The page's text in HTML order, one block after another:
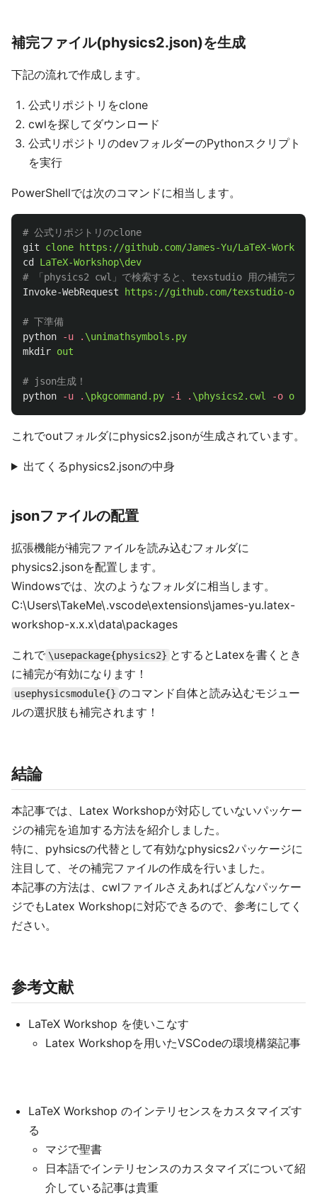
補完ファイル(physics2.json)を生成
下記の流れで作成します。
公式リポジトリをclone
cwlを探してダウンロード
公式リポジトリのdevフォルダーのPythonスクリプト
を実行
PowerShellでは次のコマンドに相当します。
# 公式リポジトリのclone
git
clone
https://github.com/James-Yu/LaTeX-
cd
LaTeX-Workshop\dev
# 「physics2 cwl」で検索すると、texstudio 用の補完ファイ
Invoke-WebRequest
https://github.com/texstudio-org/
# 下準備
python
-u . \unimathsymbols.py
mkdir out
# json生成！
python
-u . \pkgcommand.py -i . \physics2.cwl -o out
これでoutフォルダにphysics2.jsonが生成されています。
出てくるphysics2.jsonの中身
jsonファイルの配置
拡張機能が補完ファイルを読み込むフォルダに
physics2.jsonを配置します。
Windowsでは、次のようなフォルダに相当します。
C:\Users\TakeMe\.vscode\extensions\james-yu.latex-
workshop-x.x.x\data\packages
これで \usepackage{physics2} とするとLatexを書くとき
に補完が有効になります！
usephysicsmodule{} のコマンド自体と読み込むモジュー
ルの選択肢も補完されます！
結論
本記事では、Latex Workshopが対応していないパッケー
ジの補完を追加する方法を紹介しました。
特に、pyhsicsの代替として有効なphysics2パッケージに
注目して、その補完ファイルの作成を行いました。
本記事の方法は、cwlファイルさえあればどんなパッケー
ジでもLatex Workshopに対応できるので、参考にしてく
ださい。
参考文献
LaTeX Workshop を使いこなす
Latex Workshopを用いたVSCodeの環境構築記事
LaTeX Workshop のインテリセンスをカスタマイズす
る
マジで聖書
日本語でインテリセンスのカスタマイズについて紹
介している記事は貴重